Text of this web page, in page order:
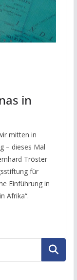
in
mitten in
– dieses Mal
Tröster
für
Einführung in
Afrika“.